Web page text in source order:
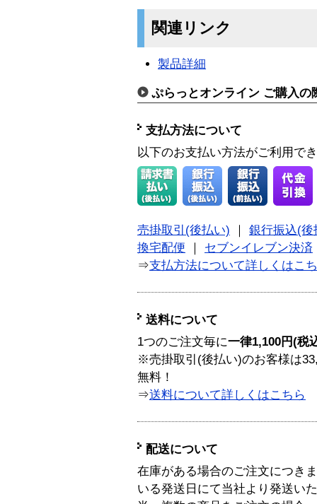
関連リンク
製品詳細
ぷらっとオンライン ご購入の
支払方法について
以下のお支払い方法がご利用で
売掛取引(後払い)
銀行振込(後
換宅配便
セブンイレブン決済
⇒支払方法について詳しくはこ
送料について
1つのご注文毎に一律1,100円(税
※売掛取引(後払い)のお客様は
無料！
⇒送料について詳しくはこちら
配送について
在庫がある場合のご注文につき
いる発送日にて当社より発送い